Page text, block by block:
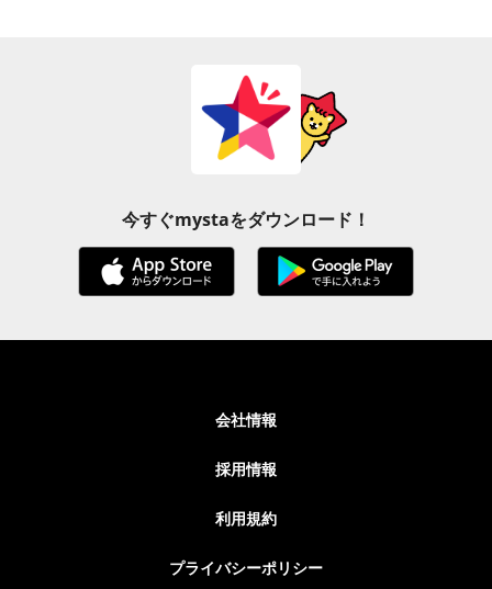
今すぐmystaをダウンロード！
会社情報
採用情報
利用規約
プライバシーポリシー